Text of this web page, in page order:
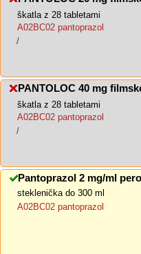
škatla z 28 tabletami
A02BC02 pantoprazol
/
PANTOLOC 40 mg
škatla z 28 tabletami
A02BC02 pantoprazol
/
Pantoprazol 2 mg/ml
steklenička do 300 ml
A02BC02 pantoprazol